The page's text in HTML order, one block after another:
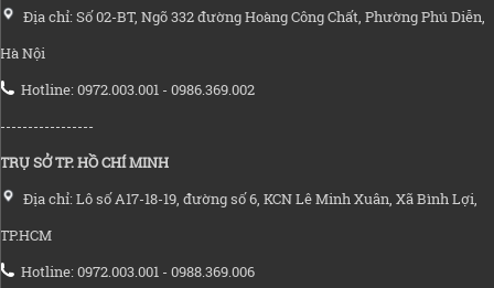
Địa chỉ: Số 02-BT, Ngõ 332 đường Hoàng Công Chất, Phường Phú Diễn,
Hà Nội
Hotline: 0972.003.001 - 0986.369.002
-----------------
TRỤ SỞ TP. HỒ CHÍ MINH
Địa chỉ: Lô số A17-18-19, đường số 6, KCN Lê Minh Xuân, Xã Bình Lợi,
TP.HCM
Hotline: 0972.003.001 - 0988.369.006